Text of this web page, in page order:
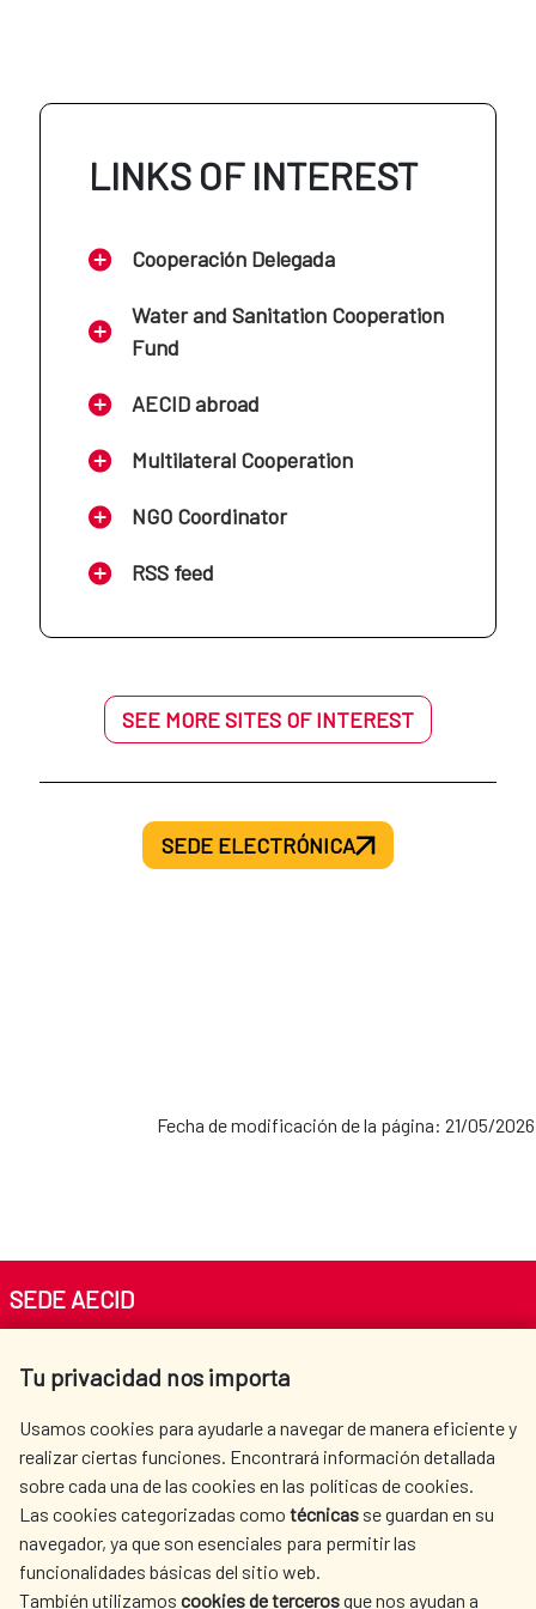
AECID en Líbano
AECID en Mali
AECID en Marruecos
AECID en Mauritania
AECID en Mozambique
AECID en Níger
AECID en Palestina
AECID en Senegal
AECID en Ecuador
AECID en El Salvador
AECID en Guatemala
AECID en Haití
AECID en México
AECID en Nicaragua
AECID en Perú
Dominicana
AECID en Uruguay
AECID en Venezuela
LINKS OF INTEREST
Cooperación Delegada
Water and Sanitation Cooperation
Fund
AECID abroad
Multilateral Cooperation
NGO Coordinator
RSS feed
SEE MORE SITES OF INTEREST
SEDE ELECTRÓNICA
Fecha de modificación de la página: 21/05/2026
Tu privacidad nos importa
Usamos cookies para ayudarle a navegar de manera eficiente y
realizar ciertas funciones. Encontrará información detallada
sobre cada una de las cookies en las políticas de cookies.
Las cookies categorizadas como técnicas se guardan en su
navegador, ya que son esenciales para permitir las
funcionalidades básicas del sitio web.
También utilizamos cookies de tercerosque nos ayudan a
SEDE AECID
Tel. +34 900 20 30 54​​​​​​​
AECID
WHERE DO WE COOPERATE?
SPANISH HUMANITARIAN
ACTION
PRESS ROOM
CULTURE AND SCIENCE LIBRARY